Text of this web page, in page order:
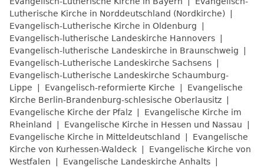
Lutherische Kirche in Norddeutschland (Nordkirche)
Evangelisch-Lutherische Kirche in Oldenburg
Evangelisch-lutherische Landeskirche Hannovers
Evangelisch-lutherische Landeskirche in Braunschweig
Evangelisch-Lutherische Landeskirche Sachsens
Evangelisch-Lutherische Landeskirche Schaumburg-
Lippe
Evangelisch-reformierte Kirche
Evangelische
Kirche Berlin-Brandenburg-schlesische Oberlausitz
Evangelische Kirche der Pfalz
Evangelische Kirche im
Rheinland
Evangelische Kirche in Hessen und Nassau
Evangelische Kirche in Mitteldeutschland
Evangelische
Kirche von Kurhessen-Waldeck
Evangelische Kirche von
Westfalen
Evangelische Landeskirche Anhalts